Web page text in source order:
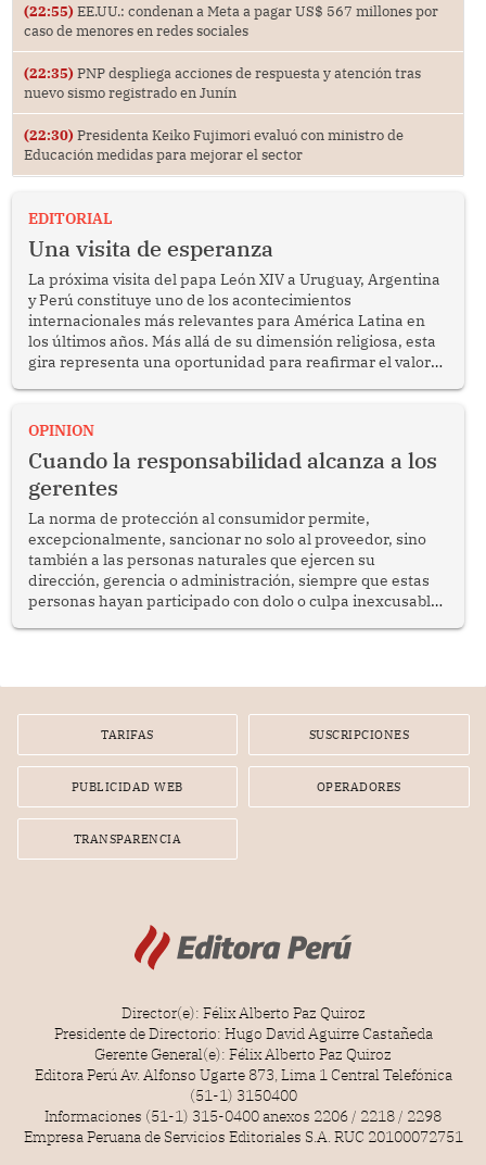
(22:55) EE.UU.: condenan a Meta a pagar US$ 567 millones por
caso de menores en redes sociales
(22:35) PNP despliega acciones de respuesta y atención tras
nuevo sismo registrado en Junín
(22:30) Presidenta Keiko Fujimori evaluó con ministro de
Educación medidas para mejorar el sector
EDITORIAL
Una visita de esperanza
La próxima visita del papa León XIV a Uruguay, Argentina
y Perú constituye uno de los acontecimientos
internacionales más relevantes para América Latina en
los últimos años. Más allá de su dimensión religiosa, esta
gira representa una oportunidad para reafirmar el valor
enfrenta desafíos en materia de desarrollo, cohesión
OPINION
Cuando la responsabilidad alcanza a los
gerentes
La norma de protección al consumidor permite,
excepcionalmente, sancionar no solo al proveedor, sino
también a las personas naturales que ejercen su
dirección, gerencia o administración, siempre que estas
personas hayan participado con dolo o culpa inexcusable
por la frustrada realización de un meet and greet con
TARIFAS SUSCRIPCIONES
PUBLICIDAD WEB OPERADORES
TRANSPARENCIA
Director(e): Félix Alberto Paz Quiroz
Presidente de Directorio: Hugo David Aguirre Castañeda
Gerente General(e): Félix Alberto Paz Quiroz
Editora Perú Av. Alfonso Ugarte 873, Lima 1 Central Telefónica
(51-1) 3150400
Informaciones (51-1) 315-0400 anexos 2206 / 2218 / 2298
Empresa Peruana de Servicios Editoriales S.A. RUC 20100072751